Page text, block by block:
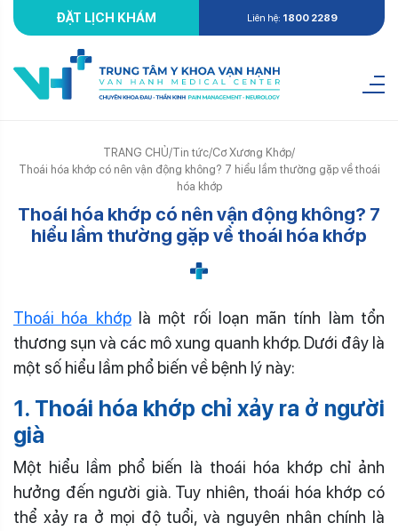
ĐẶT LỊCH KHÁM Liên hệ: 1800 2289
TRANG CHỦ/Tin tức/Cơ Xương Khớp/
Thoái hóa khớp có nên vận động không? 7 hiểu lầm thường gặp về thoái
hóa khớp
Thoái hóa khớp có nên vận động không? 7
hiểu lầm thường gặp về thoái hóa khớp
Thoái hóa khớplà một rối loạn mãn tính làm tổn
thương sụn và các mô xung quanh khớp. Dưới đây là
một số hiểu lầm phổ biến về bệnh lý này:
1. Thoái hóa khớp chỉ xảy ra ở người
già
Một hiểu lầm phổ biến là thoái hóa khớp chỉ ảnh
hưởng đến người già. Tuy nhiên, thoái hóa khớp có
thể xảy ra ở mọi độ tuổi, và nguyên nhân chính là